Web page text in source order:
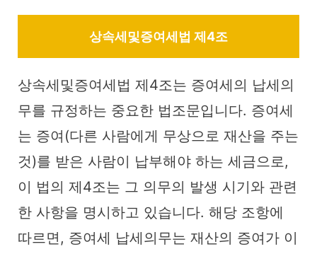
상속세및증여세법 제4조
상속세및증여세법 제4조는 증여세의 납세의
무를 규정하는 중요한 법조문입니다. 증여세
는 증여(다른 사람에게 무상으로 재산을 주는
것)를 받은 사람이 납부해야 하는 세금으로,
이 법의 제4조는 그 의무의 발생 시기와 관련
한 사항을 명시하고 있습니다. 해당 조항에
따르면, 증여세 납세의무는 재산의 증여가 이